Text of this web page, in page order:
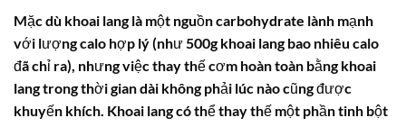
Mặc dù khoai lang là một nguồncarbohydrate lành mạnh
với lượng calo hợp lý (như 500g khoai lang bao nhiêu calo
đã chỉ ra), nhưng việc thay thế cơm hoàn toàn bằng khoai
lang trong thời gian dài không phải lúc nào cũng được
khuyến khích. Khoai lang có thể thay thế một phần tinh bột